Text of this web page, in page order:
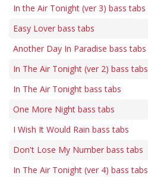
In the Air Tonight (ver 3) bass tabs
Easy Lover bass tabs
Another Day In Paradise bass tabs
In The Air Tonight (ver 2) bass tabs
In The Air Tonight bass tabs
One More Night bass tabs
I Wish It Would Rain bass tabs
Don't Lose My Number bass tabs
In The Air Tonight (ver 4) bass tabs